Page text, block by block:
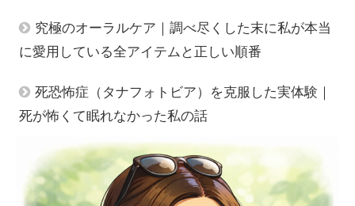
究極のオーラルケア｜調べ尽くした末に私が本当
に愛用している全アイテムと正しい順番
死恐怖症（タナフォトビア）を克服した実体験｜
死が怖くて眠れなかった私の話